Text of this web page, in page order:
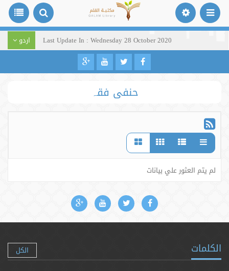
Last Update In : Wednesday 28 October 2020 اردو
حنفی فقہ
لم يتم العثور علي بيانات
الكلمات الكل